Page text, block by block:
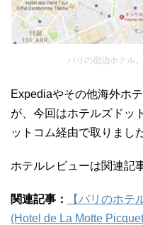
パリの宿泊ホテル
Expediaやその他海外ホ
が、今回はホテルズドッ
ットコム経由で取りまし
ホテルレビューは関連記
関連記事：
【パリのホテ
(Hotel de La Motte